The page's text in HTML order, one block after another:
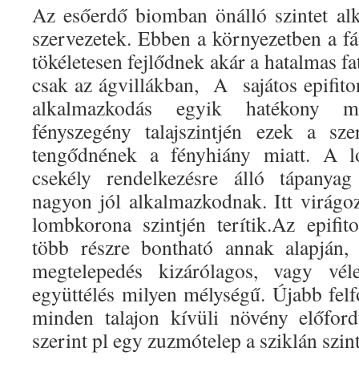
Az esőerdő biomban önálló szintet
szervezetek. Ebben a környezetben a
tökéletesen fejlődnek akár a hatalmas
csak az ágvillákban, A sajátos
alkalmazkodás egyik hatékony
fényszegény talajszintjén ezek a
tengődnének a fényhiány miatt. A
csekély rendelkezésre álló
nagyon jól alkalmazkodnak. Itt
lombkorona szintjén terítik.Az
több részre bontható annak
megtelepedés kizárólagos, vagy
együttélés milyen mélységű. Újabb
minden talajon kívüli növény
szerint pl egy zuzmótelep a sziklán